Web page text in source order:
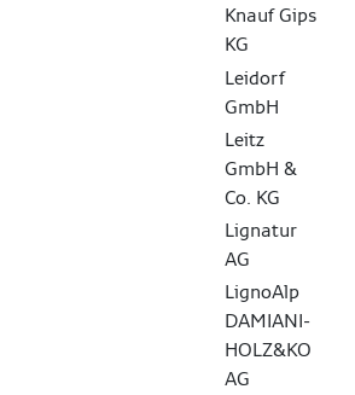
Knauf Gips
KG
Leidorf
GmbH
Leitz
GmbH &
Co. KG
Lignatur
AG
LignoAlp
DAMIANI-
HOLZ&KO
AG